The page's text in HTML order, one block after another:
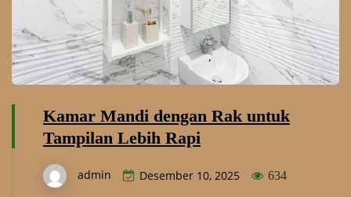
Kamar Mandi dengan Rak untuk
Tampilan Lebih Rapi
admin Desember 10, 2025 634